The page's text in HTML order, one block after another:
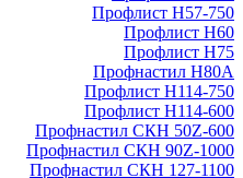
Профлист Н57-750
Профлист Н60
Профлист Н75
Профнастил Н80А
Профлист Н114-750
Профлист Н114-600
Профнастил СКН 50Z-600
Профнастил СКН 90Z-1000
Профнастил СКН 127-1100